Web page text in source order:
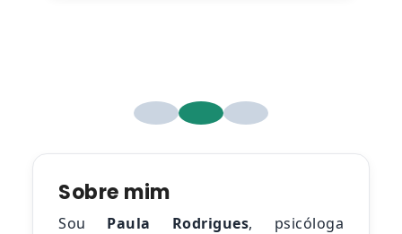
Sobre mim
Sou Paula Rodrigues, psicóloga